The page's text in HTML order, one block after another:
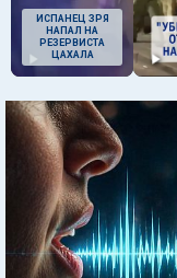
ИСПАНЕЦ ЗРЯ
НАПАЛ НА
РЕЗЕРВИСТА
ЦАХАЛА